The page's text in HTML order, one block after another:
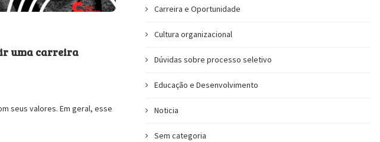
uma carreira
seus valores. Em geral, esse
Carreira e Oportunidade
Cultura organizacional
Dúvidas sobre processo seletivo
Educação e Desenvolvimento
Noticia
Sem categoria